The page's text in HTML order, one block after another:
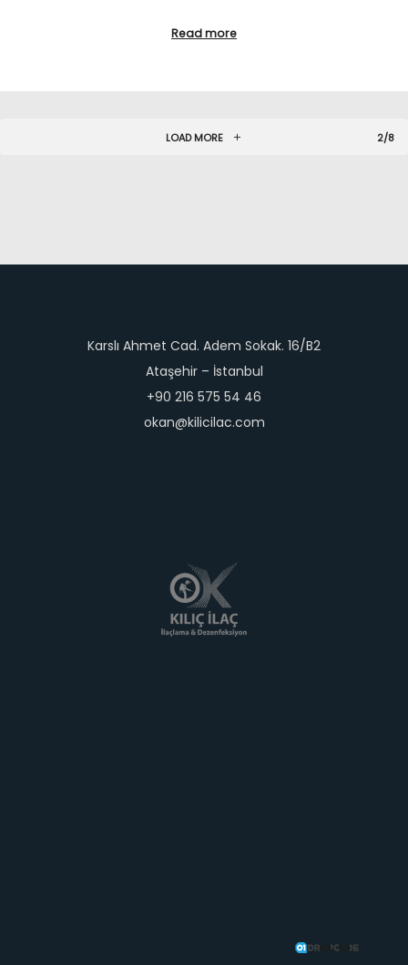
Read more
LOAD MORE 2/8
Karslı Ahmet Cad. Adem Sokak. 16/B2
Ataşehir – İstanbul
+90 216 575 54 46
okan@kilicilac.com